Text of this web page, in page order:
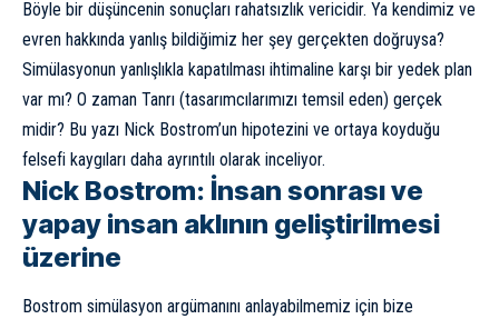
Böyle bir düşüncenin sonuçları rahatsızlık vericidir. Ya kendimiz ve
evren hakkında yanlış bildiğimiz her şey gerçekten doğruysa?
Simülasyonun yanlışlıkla kapatılması ihtimaline karşı bir yedek plan
var mı? O zaman Tanrı (tasarımcılarımızı temsil eden) gerçek
midir? Bu yazı Nick Bostrom’un hipotezini ve ortaya koyduğu
felsefi kaygıları daha ayrıntılı olarak inceliyor.
Nick Bostrom: İnsan sonrası ve
yapay insan aklının geliştirilmesi
üzerine
Bostrom simülasyon argümanını anlayabilmemiz için bize